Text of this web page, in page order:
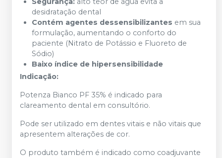
desidratação dental
Contém agentes dessensibilizantes em sua
formulação, aumentando o conforto do
paciente (Nitrato de Potássio e Fluoreto de
Sódio)
Baixo índice de hipersensibilidade
Indicação:
Potenza Bianco PF 35% é indicado para
clareamento dental em consultório.
Pode ser utilizado em dentes vitais e não vitais que
apresentem alterações de cor.
O produto também é indicado como coadjuvante